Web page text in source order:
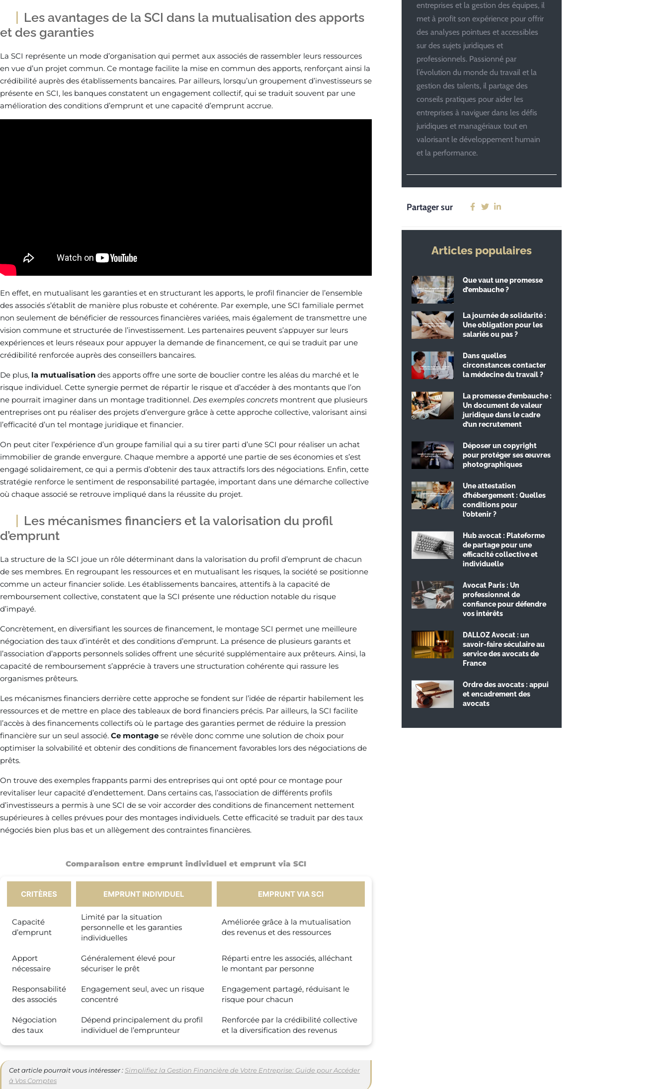
Les avantages de la SCI dans la mutualisation des apports
et des garanties
La SCI représente un mode d’organisation qui permet aux associés de rassembler leurs ressources
en vue d’un projet commun. Ce montage facilite la mise en commun des apports, renforçant ainsi la
crédibilité auprès des établissements bancaires. Par ailleurs, lorsqu’un groupement d’investisseurs se
présente en SCI, les banques constatent un engagement collectif, qui se traduit souvent par une
amélioration des conditions d’emprunt et une capacité d’emprunt accrue.
En effet, en mutualisant les garanties et en structurant les apports, le profil financier de l’ensemble
des associés s’établit de manière plus robuste et cohérente. Par exemple, une SCI familiale permet
non seulement de bénéficier de ressources financières variées, mais également de transmettre une
vision commune et structurée de l’investissement. Les partenaires peuvent s’appuyer sur leurs
expériences et leurs réseaux pour appuyer la demande de financement, ce qui se traduit par une
crédibilité renforcée auprès des conseillers bancaires.
De plus, la mutualisation des apports offre une sorte de bouclier contre les aléas du marché et le
risque individuel. Cette synergie permet de répartir le risque et d’accéder à des montants que l’on
ne pourrait imaginer dans un montage traditionnel. Des exemples concrets montrent que plusieurs
entreprises ont pu réaliser des projets d’envergure grâce à cette approche collective, valorisant ainsi
l’efficacité d’un tel montage juridique et financier.
On peut citer l’expérience d’un groupe familial qui a su tirer parti d’une SCI pour réaliser un achat
immobilier de grande envergure. Chaque membre a apporté une partie de ses économies et s’est
engagé solidairement, ce qui a permis d’obtenir des taux attractifs lors des négociations. Enfin, cette
stratégie renforce le sentiment de responsabilité partagée, important dans une démarche collective
où chaque associé se retrouve impliqué dans la réussite du projet.
Les mécanismes financiers et la valorisation du profil
d’emprunt
La structure de la SCI joue un rôle déterminant dans la valorisation du profil d’emprunt de chacun
de ses membres. En regroupant les ressources et en mutualisant les risques, la société se positionne
comme un acteur financier solide. Les établissements bancaires, attentifs à la capacité de
remboursement collective, constatent que la SCI présente une réduction notable du risque
d’impayé.
Concrètement, en diversifiant les sources de financement, le montage SCI permet une meilleure
négociation des taux d’intérêt et des conditions d’emprunt. La présence de plusieurs garants et
l’association d’apports personnels solides offrent une sécurité supplémentaire aux prêteurs. Ainsi, la
capacité de remboursement s’apprécie à travers une structuration cohérente qui rassure les
organismes prêteurs.
Les mécanismes financiers derrière cette approche se fondent sur l’idée de répartir habilement les
ressources et de mettre en place des tableaux de bord financiers précis. Par ailleurs, la SCI facilite
l’accès à des financements collectifs où le partage des garanties permet de réduire la pression
financière sur un seul associé. Ce montage se révèle donc comme une solution de choix pour
optimiser la solvabilité et obtenir des conditions de financement favorables lors des négociations de
prêts.
On trouve des exemples frappants parmi des entreprises qui ont opté pour ce montage pour
revitaliser leur capacité d’endettement. Dans certains cas, l’association de différents profils
d’investisseurs a permis à une SCI de se voir accorder des conditions de financement nettement
supérieures à celles prévues pour des montages individuels. Cette efficacité se traduit par des taux
négociés bien plus bas et un allègement des contraintes financières.
Comparaison entre emprunt individuel et emprunt via SCI
CRITÈRES EMPRUNT INDIVIDUEL EMPRUNT VIA SCI
Capacité
d’emprunt
Limité par la situation
personnelle et les garanties
individuelles
Améliorée grâce à la mutualisation
des revenus et des ressources
Apport
nécessaire
Généralement élevé pour
sécuriser le prêt
Réparti entre les associés, alléchant
le montant par personne
Responsabilité
des associés
Engagement seul, avec un risque
concentré
Engagement partagé, réduisant le
risque pour chacun
Négociation
des taux
Dépend principalement du profil
individuel de l’emprunteur
Renforcée par la crédibilité collective
et la diversification des revenus
Cet article pourrait vous intéresser :Simplifiez la Gestion Financière de Votre Entreprise: Guide pour Accéder
à Vos Comptes
entreprises et la gestion des équipes, il
met à profit son expérience pour offrir
des analyses pointues et accessibles
sur des sujets juridiques et
professionnels. Passionné par
l’évolution du monde du travail et la
gestion des talents, il partage des
conseils pratiques pour aider les
entreprises à naviguer dans les défis
juridiques et managériaux tout en
valorisant le développement humain
et la performance.
Partager sur
Articles populaires
Que vaut une promesse
d’embauche ?
La journée de solidarité :
Une obligation pour les
salariés ou pas ?
Dans quelles
circonstances contacter
la médecine du travail ?
La promesse d’embauche :
Un document de valeur
juridique dans le cadre
d’un recrutement
Déposer un copyright
pour protéger ses œuvres
photographiques
Une attestation
d’hébergement : Quelles
conditions pour
l’obtenir ?
Hub avocat : Plateforme
de partage pour une
efficacité collective et
individuelle
Avocat Paris : Un
professionnel de
confiance pour défendre
vos intérêts
DALLOZ Avocat : un
savoir-faire séculaire au
service des avocats de
France
Ordre des avocats : appui
et encadrement des
avocats